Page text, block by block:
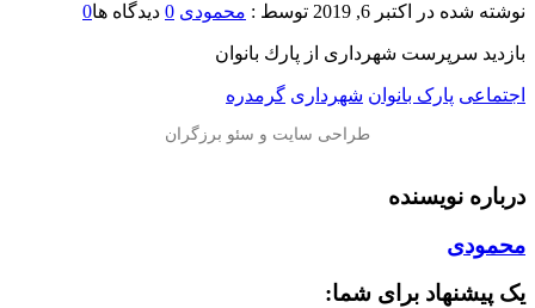
نوشته شده در اکتبر 6, 2019 توسط : محمودی 0 دیدگاه ها0
بازدید سرپرست شهرداری از پارك بانوان
اجتماعی پارک بانوان شهرداری گرمدره
درباره نویسنده
محمودی
یک پیشنهاد برای شما: